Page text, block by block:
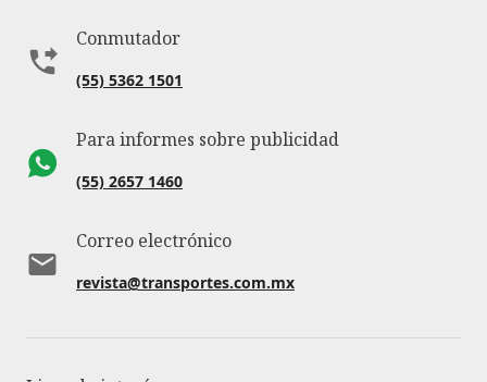
Conmutador
(55) 5362 1501
Para informes sobre publicidad
(55) 2657 1460
Correo electrónico
revista@transportes.com.mx